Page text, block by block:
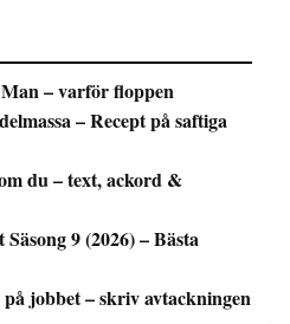
– varför floppen
– Recept på saftiga
du – text, ackord &
9 (2026) – Bästa
jobbet – skriv avtackningen